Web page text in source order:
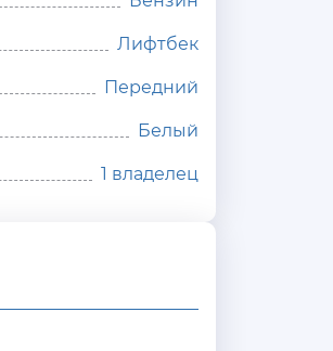
Лифтбек
Передний
Белый
1 владелец